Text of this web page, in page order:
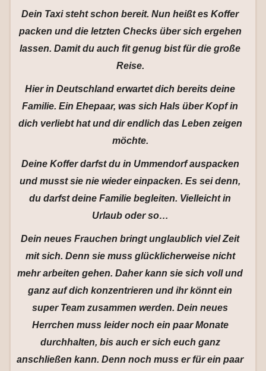
Dein Taxi steht schon bereit. Nun heißt es Koffer
packen und die letzten Checks über sich ergehen
lassen. Damit du auch fit genug bist für die große
Reise.
Hier in Deutschland erwartet dich bereits deine
Familie. Ein Ehepaar, was sich Hals über Kopf in
dich verliebt hat und dir endlich das Leben zeigen
möchte.
Deine Koffer darfst du in Ummendorf auspacken
und musst sie nie wieder einpacken. Es sei denn,
du darfst deine Familie begleiten. Vielleicht in
Urlaub oder so…
Dein neues Frauchen bringt unglaublich viel Zeit
mit sich. Denn sie muss glücklicherweise nicht
mehr arbeiten gehen. Daher kann sie sich voll und
ganz auf dich konzentrieren und ihr könnt ein
super Team zusammen werden. Dein neues
Herrchen muss leider noch ein paar Monate
durchhalten, bis auch er sich euch ganz
anschließen kann. Denn noch muss er für ein paar